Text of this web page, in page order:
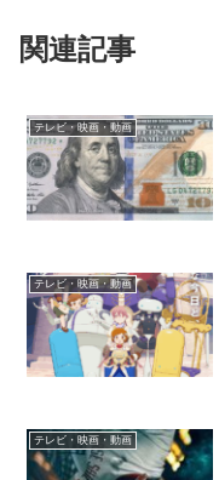
関連記事
テレビ・映画・動画
テレビ・映画・動画
テレビ・映画・動画